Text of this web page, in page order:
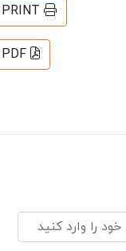
PRINT
PDF